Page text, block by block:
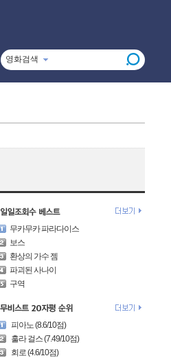
영화검색
무카무카 파라다이스
보스
환상의 가수 젬
파괴된 사나이
구역
피아노 (8.6/10점)
훌라 걸스 (7.49/10점)
회로 (4.6/10점)